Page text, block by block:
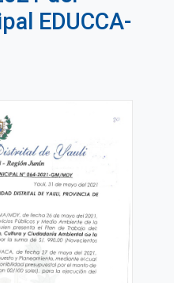
EDUCCA-